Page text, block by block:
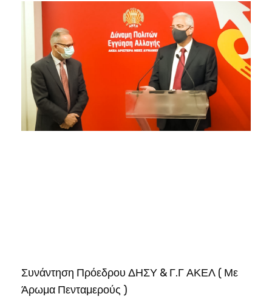
Συνάντηση Πρόεδρου ΔΗΣΥ & Γ.Γ ΑΚΕΛ ( Με
Άρωμα Πενταμερούς )